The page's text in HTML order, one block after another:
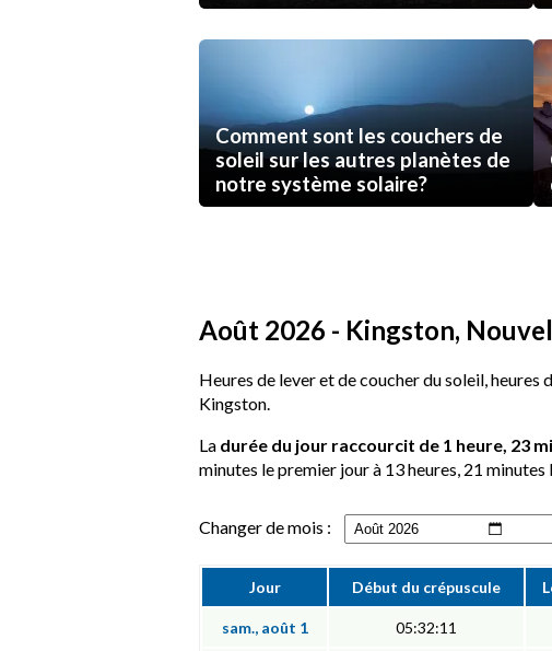
Comment sont les couchers de
soleil sur les autres planètes de
notre système solaire?
Août 2026 - Kingston,
Heures de lever et de coucher du soleil,
Kingston.
La durée du jour raccourcit de 1 heure, 23
minutes le premier jour à 13 heures, 21 minutes
Changer de mois :
Jour Début du crépuscule
sam., août 1 05:32:11